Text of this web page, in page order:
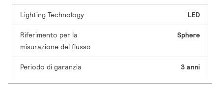
Lighting Technology LED
Riferimento per la
misurazione del flusso
Sphere
Periodo di garanzia 3 anni